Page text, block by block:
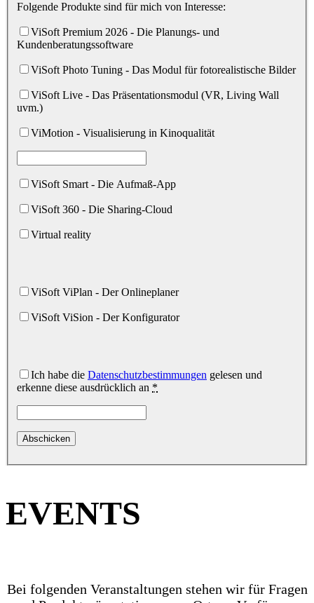
Folgende Produkte sind für mich von Interesse:
ViSoft Premium 2026 - Die Planungs- und
Kundenberatungssoftware
ViSoft Photo Tuning - Das Modul für fotorealistische Bilder
ViSoft Live - Das Präsentationsmodul (VR, Living Wall
uvm.)
ViMotion - Visualisierung in Kinoqualität
ViSoft Smart - Die Aufmaß-App
ViSoft 360 - Die Sharing-Cloud
Virtual reality
ViSoft ViPlan - Der Onlineplaner
ViSoft ViSion - Der Konfigurator
Ich habe die Datenschutzbestimmungen gelesen und
erkenne diese ausdrücklich an *
EVENTS
Bei folgenden Veranstaltungen stehen wir für Fragen